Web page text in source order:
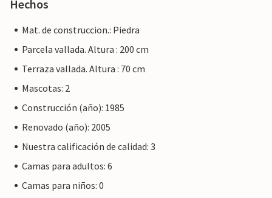
Hechos
Mat. de construccion.: Piedra
Parcela vallada. Altura : 200 cm
Terraza vallada. Altura : 70 cm
Mascotas: 2
Construcción (año): 1985
Renovado (año): 2005
Nuestra calificación de calidad: 3
Camas para adultos: 6
Camas para niños: 0